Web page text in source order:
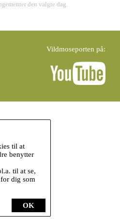
den valgte dag.
Vildmoseporten på:
OK
til at
benytter
til at se,
dig som